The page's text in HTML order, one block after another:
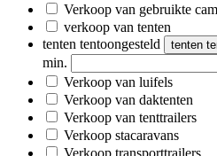
Verkoop van gebruikte
verkoop van tenten
tenten tentoongesteld
tenten
min.
Verkoop van luifels
Verkoop van daktenten
Verkoop van tenttrailers
Verkoop stacaravans
Verkoop transporttrailers